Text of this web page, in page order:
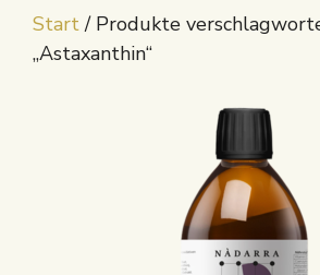
Start/ Produkte
„Astaxanthin“